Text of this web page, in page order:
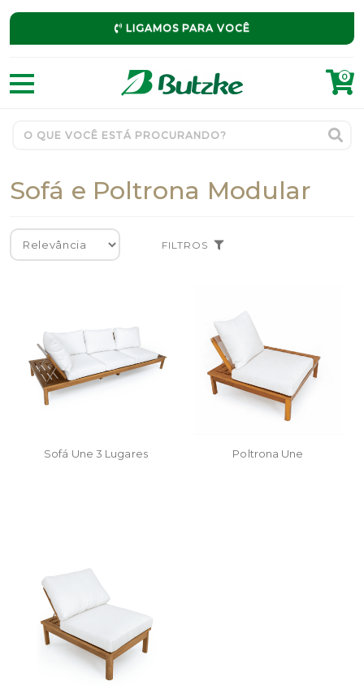
LIGAMOS PARA VOCÊ
0
Sofá e Poltrona Modular
FILTROS
Sofá Une 3 Lugares Poltrona Une